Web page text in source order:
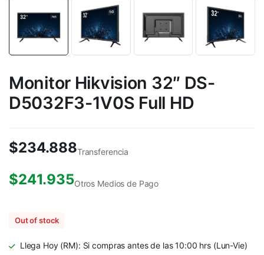
Monitor Hikvision 32″ DS-
D5032F3-1V0S Full HD
$234.888Transferencia
$241.935Otros Medios de Pago
Out of stock
Llega Hoy (RM): Si compras antes de las 10:00 hrs (Lun-Vie)